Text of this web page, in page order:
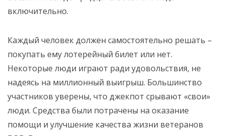
включительно.
Каждый человек должен самостоятельно решать –
покупать ему лотерейный билет или нет.
Некоторые люди играют ради удовольствия, не
надеясь на миллионный выигрыш. Большинство
участников уверены, что джекпот срывают «свои»
люди. Средства были потрачены на оказание
помощи и улучшение качества жизни ветеранов